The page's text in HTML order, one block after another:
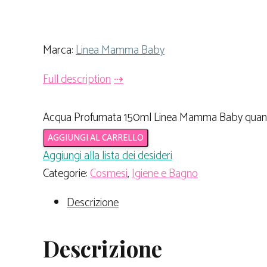
Marca:Linea Mamma Baby
Full description
Acqua Profumata 150ml Linea Mamma Baby
AGGIUNGI AL CARRELLO
Aggiungi alla lista dei desideri
Categorie:Cosmesi,Igiene e Bagno
Descrizione
Descrizione